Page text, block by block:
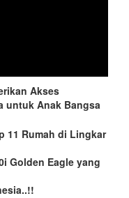
Akses
untuk Anak Bangsa
11 Rumah di Lingkar
Golden Eagle yang